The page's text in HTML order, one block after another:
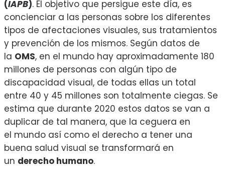
(IAPB). El objetivo que persigue este día, es
concienciar a las personas sobre los diferentes
tipos de afectaciones visuales, sus tratamientos
y prevención de los mismos. Según datos de
la OMS, en el mundo hay aproximadamente 180
millones de personas con algún tipo de
discapacidad visual, de todas ellas un total
entre 40 y 45 millones son totalmente ciegas. Se
estima que durante 2020 estos datos se van a
duplicar de tal manera, que la ceguera en
el mundo así como el derecho a tener una
buena salud visual se transformará en
un derecho humano.